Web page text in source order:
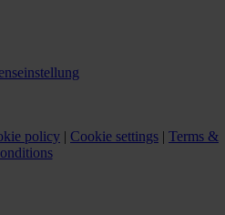
policy | Cookie settings | Terms &